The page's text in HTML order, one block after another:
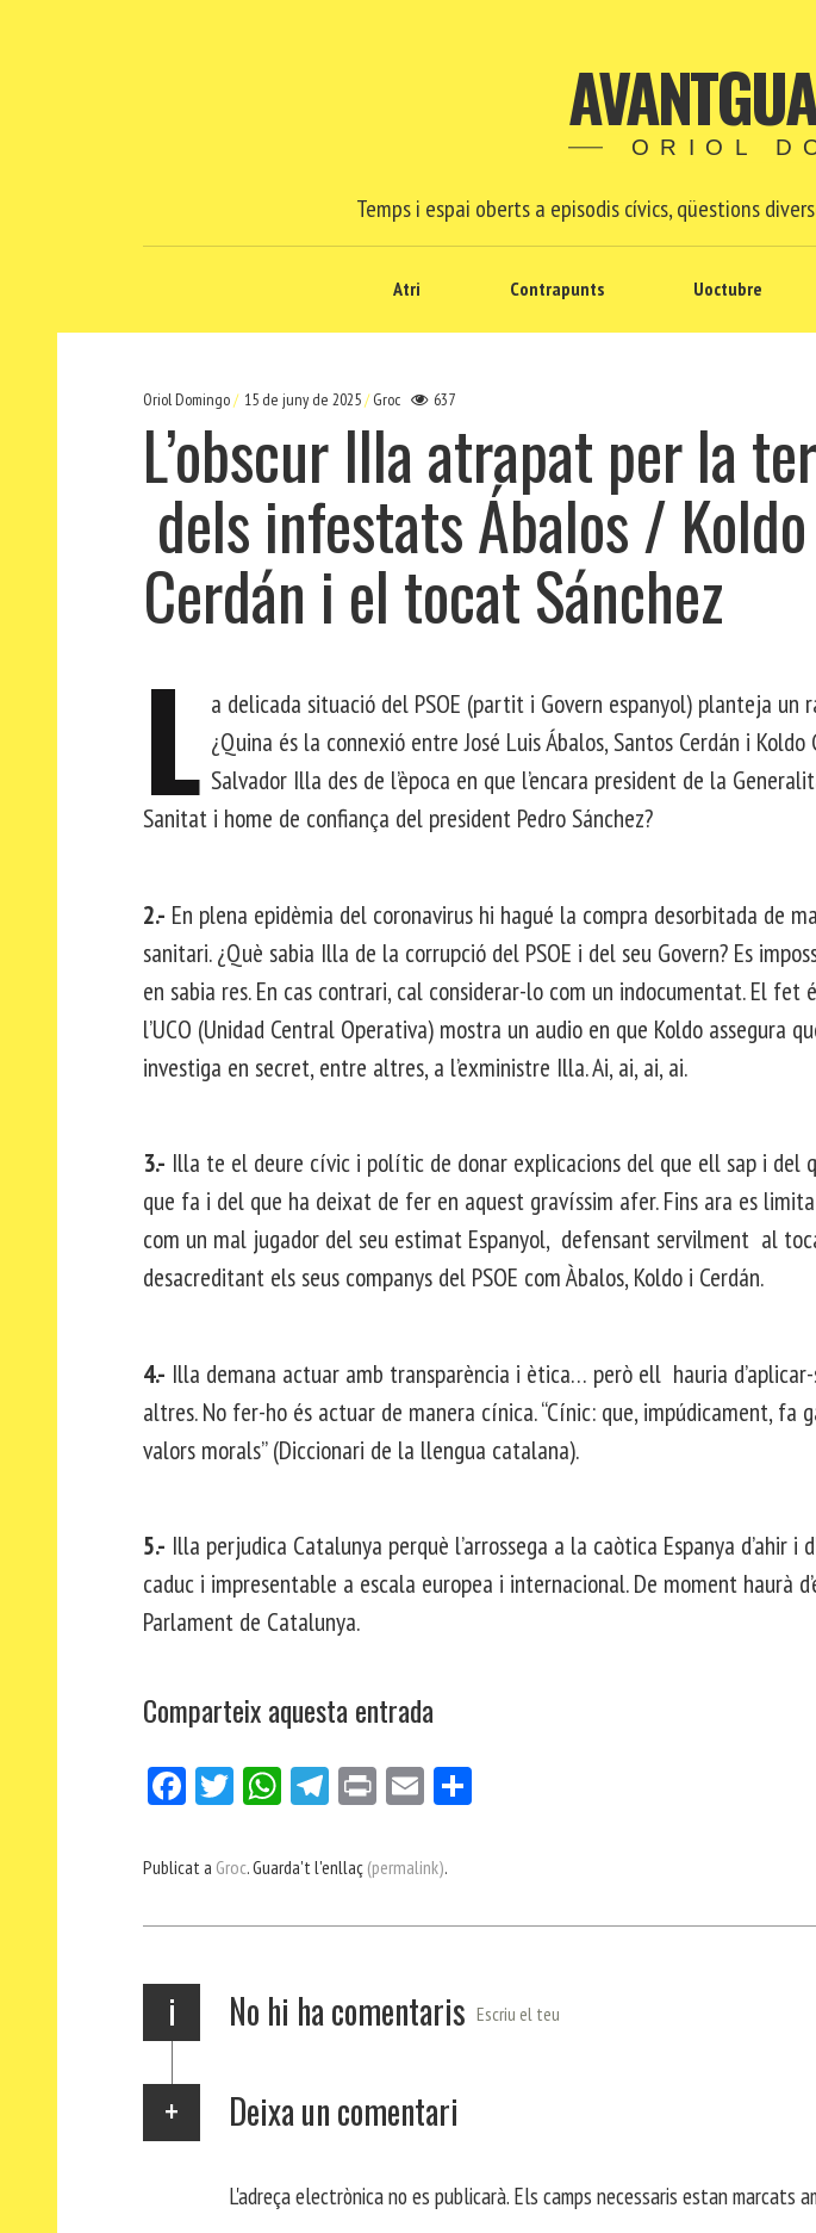
ORIOL
Temps i espai oberts a episodis cívics, qüestions
Atri Contrapunts Uoctubre
Oriol Domingo 15 de juny de 2025 Groc 637
L’obscur Illa atrapat per la
dels infestats Ábalos /
Cerdán i el tocat Sánchez
L a delicada situació del PSOE (partit i Govern espanyol) planteja
¿Quina és la connexió entre José Luis Ábalos, Santos Cerdán i Koldo
Salvador Illa des de l’època en que l’encara president de la
Sanitat i home de confiança del president Pedro Sánchez?
2.- En plena epidèmia del coronavirus hi hagué la compra desorbitada de
sanitari. ¿Què sabia Illa de la corrupció del PSOE i del seu Govern? Es
en sabia res. En cas contrari, cal considerar-lo com un indocumentat. El fet
l’UCO (Unidad Central Operativa) mostra un audio en que Koldo assegura
investiga en secret, entre altres, a l’exministre Illa. Ai, ai, ai, ai.
3.- Illa te el deure cívic i polític de donar explicacions del que ell sap i del
que fa i del que ha deixat de fer en aquest gravíssim afer. Fins ara es
com un mal jugador del seu estimat Espanyol, defensant servilment al
desacreditant els seus companys del PSOE com Àbalos, Koldo i Cerdán.
4.- Illa demana actuar amb transparència i ètica… però ell hauria
altres. No fer-ho és actuar de manera cínica. “Cínic: que, impúdicament, fa
valors morals” (Diccionari de la llengua catalana).
5.- Illa perjudica Catalunya perquè l’arrossega a la caòtica Espanya d’ahir i
caduc i impresentable a escala europea i internacional. De moment haurà
Parlament de Catalunya.
Comparteix aquesta entrada
Fa
bo
Tw
er
W
ts
p
Te
gr
m
Pri E
ail
ei
Publicat a Groc. Guarda't l'enllaç (permalink).
i No hi ha comentaris Escriu el teu
Deixa un comentari
L'adreça electrònica no es publicarà. Els camps necessaris estan marcats